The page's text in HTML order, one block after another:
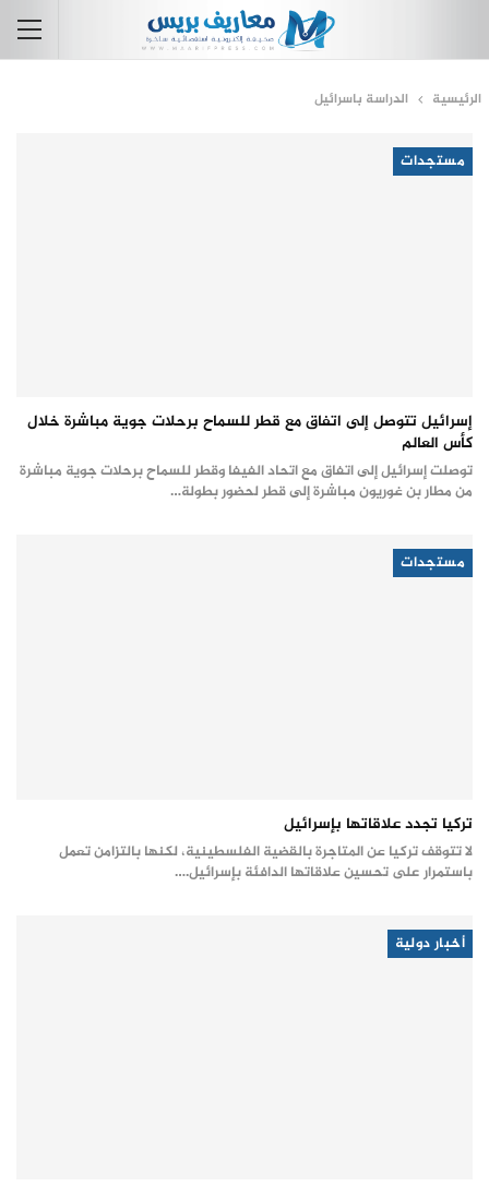
الرئيسية الدراسة باسرائيل
مستجدات
إسرائيل تتوصل إلى اتفاق مع قطر للسماح برحلات جوية مباشرة خلال
كأس العالم
توصلت إسرائيل إلى اتفاق مع اتحاد الفيفا وقطر للسماح برحلات جوية مباشرة
من مطار بن غوريون مباشرة إلى قطر لحضور بطولة…
مستجدات
تركيا تجدد علاقاتها بإسرائيل
لا تتوقف تركيا عن المتاجرة بالقضية الفلسطينية، لكنها بالتزامن تعمل
باستمرار على تحسين علاقاتها الدافئة بإسرائيل.…
أخبار دولية